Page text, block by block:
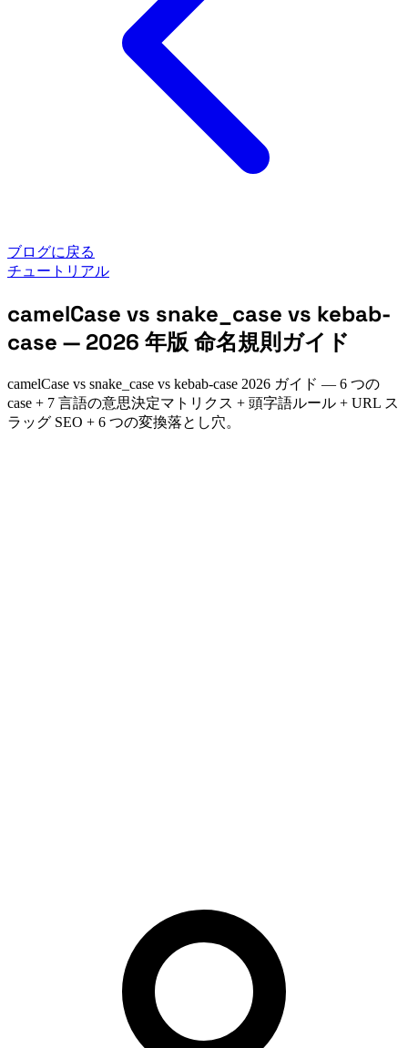
ブログに戻る
チュートリアル
camelCase vs snake_case vs kebab-
case — 2026 年版 命名規則ガイド
camelCase vs snake_case vs kebab-case 2026 ガイド — 6 つの
case + 7 言語の意思決定マトリクス + 頭字語ルール + URL ス
ラッグ SEO + 6 つの変換落とし穴。